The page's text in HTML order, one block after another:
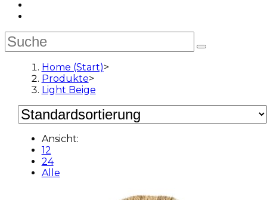
Home (Start)>
Produkte>
Light Beige
Ansicht:
12
24
Alle